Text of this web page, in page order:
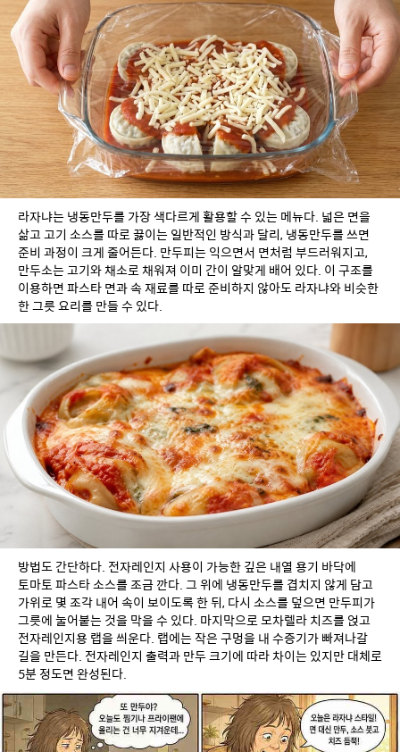
라자냐는 냉동만두를 가장 색다르게 활용할 수 있는 메뉴다. 넓은 면을
삶고 고기 소스를 따로 끓이는 일반적인 방식과 달리, 냉동만두를 쓰면
준비 과정이 크게 줄어든다. 만두피는 익으면서 면처럼 부드러워지고,
만두소는 고기와 채소로 채워져 이미 간이 알맞게 배어 있다. 이 구조를
이용하면 파스타 면과 속 재료를 따로 준비하지 않아도 라자냐와 비슷한
한 그릇 요리를 만들 수 있다.
방법도 간단하다. 전자레인지 사용이 가능한 깊은 내열 용기 바닥에
토마토 파스타 소스를 조금 깐다. 그 위에 냉동만두를 겹치지 않게 담고
가위로 몇 조각 내어 속이 보이도록 한 뒤, 다시 소스를 덮으면 만두피가
그릇에 눌어붙는 것을 막을 수 있다. 마지막으로 모차렐라 치즈를 얹고
전자레인지용 랩을 씌운다. 랩에는 작은 구멍을 내 수증기가 빠져나갈
길을 만든다. 전자레인지 출력과 만두 크기에 따라 차이는 있지만 대체로
5분 정도면 완성된다.